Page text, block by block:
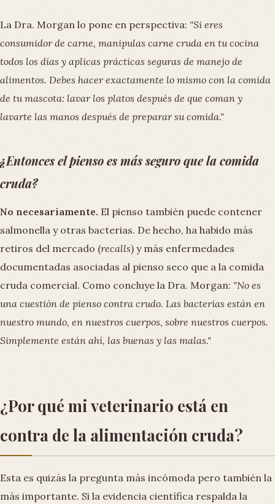
La Dra. Morgan lo pone en perspectiva: "Si eres
consumidor de carne, manipulas carne cruda en tu cocina
todos los días y aplicas prácticas seguras de manejo de
alimentos. Debes hacer exactamente lo mismo con la comida
de tu mascota: lavar los platos después de que coman y
lavarte las manos después de preparar su comida."
¿Entonces el pienso es más seguro que la comida
cruda?
No necesariamente. El pienso también puede contener
salmonella y otras bacterias. De hecho, ha habido más
retiros del mercado (recalls) y más enfermedades
documentadas asociadas al pienso seco que a la comida
cruda comercial. Como concluye la Dra. Morgan: "No es
una cuestión de pienso contra crudo. Las bacterias están en
nuestro mundo, en nuestros cuerpos, sobre nuestros cuerpos.
Simplemente están ahí, las buenas y las malas."
¿Por qué mi veterinario está en
contra de la alimentación cruda?
Esta es quizás la pregunta más incómoda pero también la
más importante. Si la evidencia científica respalda la